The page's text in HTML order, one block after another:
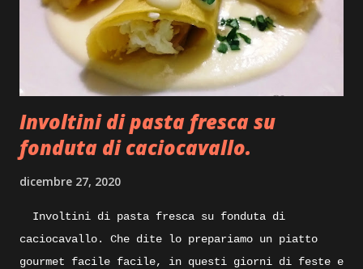
minuto aggiungiamo un cucchiaio di olio evo per
mezzo kg di mollica e continuiamo a rimescolare il
composto, dopo una decina di minuti inizieremo a
vedere la nostra mollica che andra asciugando
perdendo l’umidità in essa contenuta, sempre
mescolando do...
Involtini di pasta fresca su
fonduta di caciocavallo.
dicembre 27, 2020
Involtini di pasta fresca su fonduta di
caciocavallo. Che dite lo prepariamo un piatto
gourmet facile facile, in questi giorni di feste e